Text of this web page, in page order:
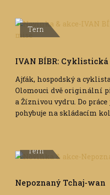
Tern
IVAN BÍBR:
Ajťák, hospodský a
Olomouci dvě originální
a Žíznivou vydru. Do
pohybuje na skládacím
Tern
Nepoznaný Tchaj-wan